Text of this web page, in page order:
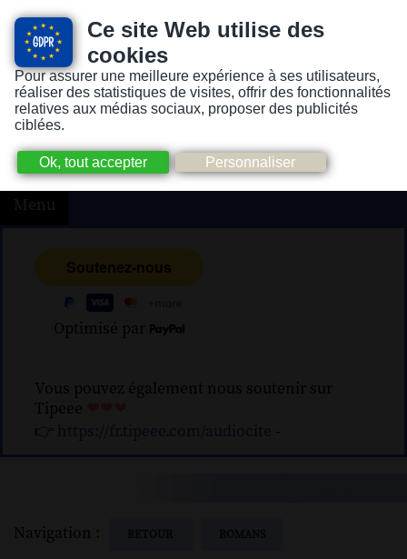
Ce site Web utilise des
cookies
Pour assurer une meilleure expérience à ses utilisateurs,
réaliser des statistiques de visites, offrir des fonctionnalités
relatives aux médias sociaux, proposer des publicités
ciblées.
Version pour personnes mal-voyantes ou non-voyantes
Menu
Optimisé par
Vous pouvez également nous soutenir sur
Tipeee
👉
-
Navigation :